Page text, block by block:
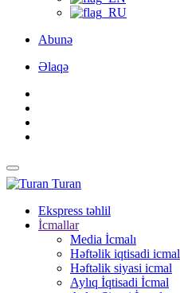
Abunə
Əlaqə
Turan
Ekspress təhlil
İcmallar
Media İcmalı
Həftəlik iqtisadi icmal
Həftəlik siyasi icmal
Aylıq İqtisadi İcmal